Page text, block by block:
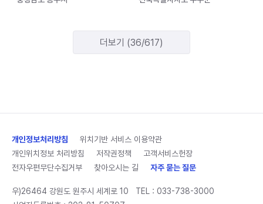
더보기 (36/617)
개인정보처리방침
위치기반 서비스 이용약관
개인위치정보 처리방침
저작권정책
고객서비스헌장
전자우편무단수집거부
찾아오시는 길 자주 묻는 질문
우)26464 강원도 원주시 세계로 10 TEL : 033-738-3000